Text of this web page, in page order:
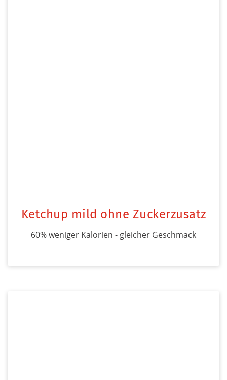
Ketchup mild ohne Zuckerzusatz
60% weniger Kalorien - gleicher Geschmack